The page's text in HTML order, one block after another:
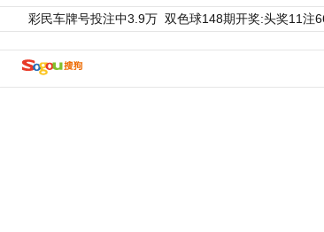
彩民车牌号投注中3.9万 双色球148期开奖:头奖11注